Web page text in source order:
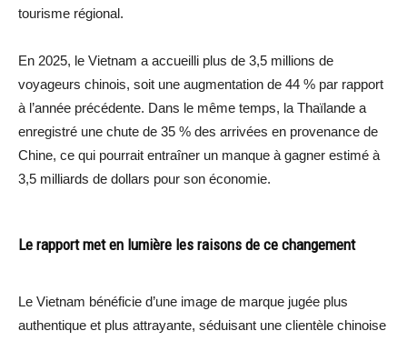
tourisme régional.
En 2025, le Vietnam a accueilli plus de 3,5 millions de
voyageurs chinois, soit une augmentation de 44 % par rapport
à l’année précédente. Dans le même temps, la Thaïlande a
enregistré une chute de 35 % des arrivées en provenance de
Chine, ce qui pourrait entraîner un manque à gagner estimé à
3,5 milliards de dollars pour son économie.
Le rapport met en lumière les raisons de ce changement
Le Vietnam bénéficie d’une image de marque jugée plus
authentique et plus attrayante, séduisant une clientèle chinoise